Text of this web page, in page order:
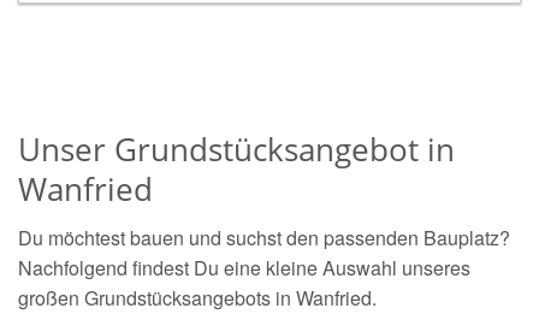
Unser Grundstücksangebot in
Wanfried
Du möchtest bauen und suchst den passenden Bauplatz?
Nachfolgend findest Du eine kleine Auswahl unseres
großen Grundstücksangebots in Wanfried.